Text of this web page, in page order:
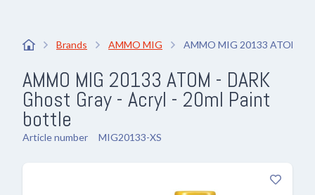
Brands AMMO MIG AMMO MIG 20133 ATOM -
AMMO MIG 20133 ATOM - DARK
Ghost Gray - Acryl - 20ml Paint
bottle
Article number MIG20133-XS